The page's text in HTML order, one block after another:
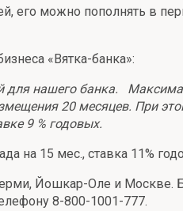
его можно пополнять в
«Вятка-банка»:
нашего банка.
20 месяцев. При
9 % годовых.
на 15 мес., ставка 11%
Йошкар-Оле и
8-800-1001-777.